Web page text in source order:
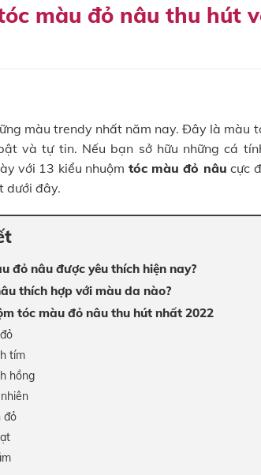
màu đỏ nâu thu hút
màu trendy nhất năm nay. Đây là màu
và tự tin. Nếu bạn sở hữu những cá
với 13 kiểu nhuộm tóc màu đỏ nâu cực
dưới đây.
đỏ nâu được yêu thích hiện nay?
thích hợp với màu da nào?
tóc màu đỏ nâu thu hút nhất 2022
tím
hồng
đỏ